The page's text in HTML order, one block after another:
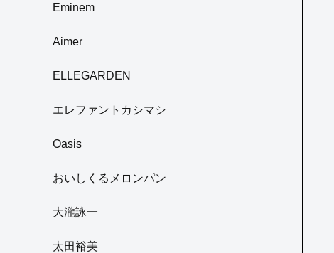
Eminem
Aimer
ELLEGARDEN
エレファントカシマシ
Oasis
おいしくるメロンパン
大瀧詠一
太田裕美